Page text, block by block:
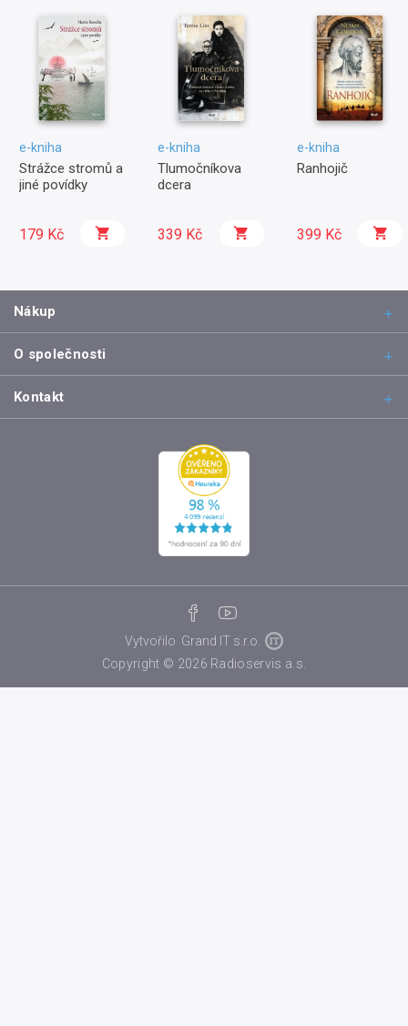
e-kniha
Strážce stromů a
jiné povídky
179 Kč
e-kniha
Tlumočníkova
dcera
339 Kč
e-kniha
Ranhojič
399 Kč
Nákup
O společnosti
Kontakt
Vytvořilo Grand IT s.r.o.
Copyright © 2026 Radioservis a.s.